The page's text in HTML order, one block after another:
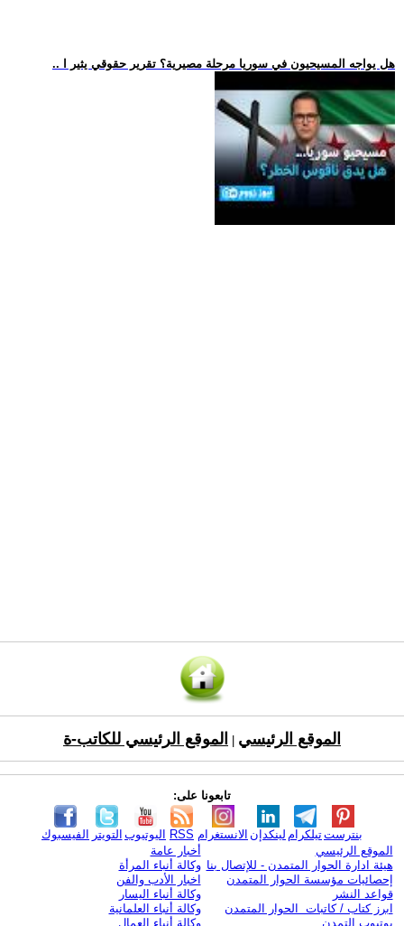
.. هل يواجه المسيحيون في سوريا مرحلة مصيرية؟ تقرير حقوقي يثير ا
الموقع الرئيسي الموقع الرئيسي للكاتب-ة
تابعونا على:
الفيسبوك التويتر اليوتيوب RSS الانستغرام لينكدإن تيلكرامبنترست
الموقع الرئيسي
هيئة ادارة الحوار المتمدن - للإتصال بنا
إحصائيات مؤسسة الحوار المتمدن
قواعد النشر
ابرز كتاب / كاتبات الحوار المتمدن
يوتيوب التمدن
أخبار عامة
وكالة أنباء المرأة
اخبار الأدب والفن
وكالة أنباء اليسار
وكالة أنباء العلمانية
وكالة أنباء العمال